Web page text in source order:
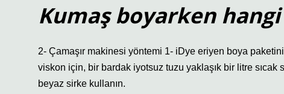
Kumaş boyarken
2- Çamaşır makinesi yöntemi 1- iDye eriyen boya
viskon için, bir bardak iyotsuz tuzu yaklaşık bir litre
beyaz sirke kullanın.